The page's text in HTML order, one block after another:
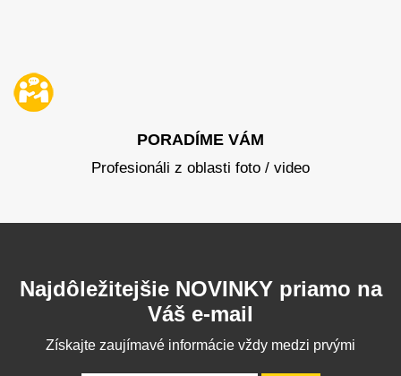
PORADÍME VÁM
Profesionáli z oblasti foto / video
Najdôležitejšie NOVINKY priamo na
Váš e-mail
Získajte zaujímavé informácie vždy medzi prvými